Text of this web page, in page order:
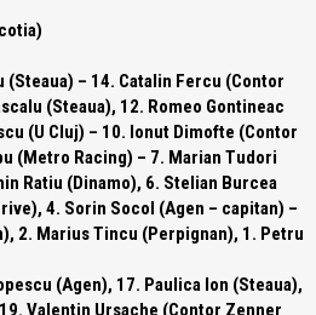
(Steaua) – 14. Catalin Fercu (Contor
(Steaua), 12. Romeo Gontineac
(U Cluj) – 10. Ionut Dimofte (Contor
(Metro Racing) – 7. Marian Tudori
Ratiu (Dinamo), 6. Stelian Burcea
4. Sorin Socol (Agen – capitan) –
2. Marius Tincu (Perpignan), 1. Petru
(Agen), 17. Paulica Ion (Steaua),
Valentin Ursache (Contor Zenner